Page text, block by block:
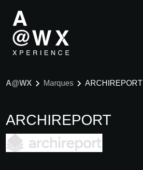
A@WX Marques ARCHIREPORT
ARCHIREPORT